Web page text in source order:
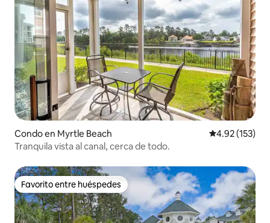
Condo en Myrtle Beach Calificación
4.92 (153)
Tranquila vista al canal, cerca de todo.
Favorito entre huéspedes
Favorito entre huéspedes